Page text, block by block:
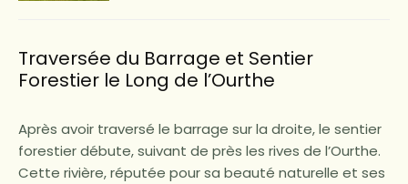
Traversée du Barrage et Sentier
Forestier le Long de l’Ourthe
Après avoir traversé le barrage sur la droite, le sentier
forestier débute, suivant de près les rives de l’Ourthe.
Cette rivière, réputée pour sa beauté naturelle et ses